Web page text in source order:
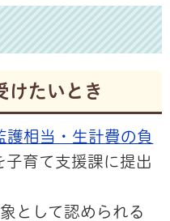
けたいとき
護相当・生計費の負
子育て支援課に提出
として認められる